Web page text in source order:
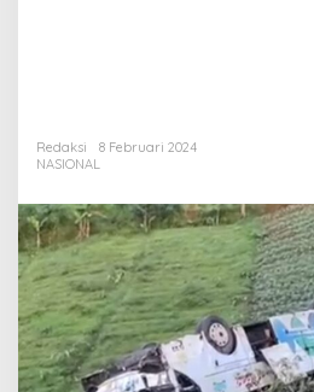
Redaksi
8 Februari 2024
NASIONAL